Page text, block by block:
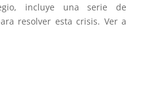
incluye una serie de
resolver esta crisis. Ver a